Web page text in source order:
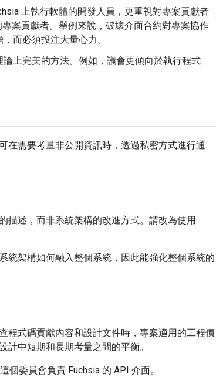
上執行軟體的開發人員，更重視對專案貢獻者
案貢獻者。舉例來說，破壞介面合約對專案協作
而必須投注大量心力。
上完美的方法。例如，議會更傾向於執行程式
在需要考量非公開資訊時，透過私密方式進行通
描述，而非系統架構的改進方式。請改為使用
統架構如何融入整個系統，因此能強化整個系統的
程式碼貢獻內容和設計文件時，專案適用的工程價
中短期和長期考量之間的平衡。
這個委員會負責 Fuchsia 的 API 介面。